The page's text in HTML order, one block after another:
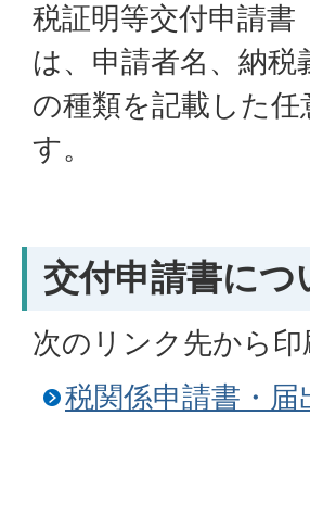
税証明等交付申請書
は、申請者名、納
の種類を記載した
す。
交付申請書につ
次のリンク先から
税関係申請書・届